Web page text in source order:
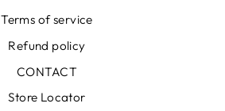
Terms of service
Refund policy
CONTACT
Store Locator